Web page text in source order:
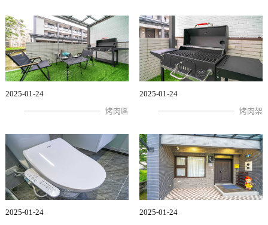
2025-01-24
烤肉區
2025-01-24
烤肉架
2025-01-24 2025-01-24